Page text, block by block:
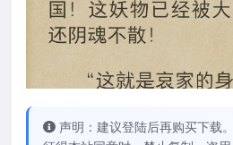
声明：建议登陆后再购买下载